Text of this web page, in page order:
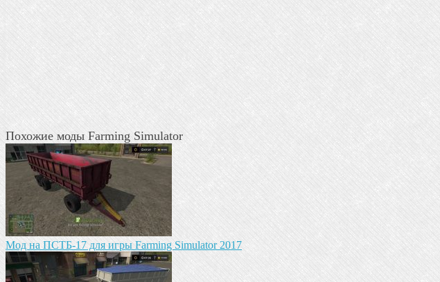
Похожие моды Farming Simulator
Мод на ПСТБ-17 для игры Farming Simulator 2017